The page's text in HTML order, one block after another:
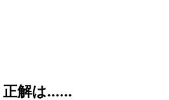
正解は......